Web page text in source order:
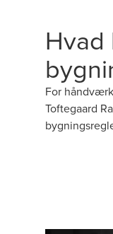
For
Toftegaard